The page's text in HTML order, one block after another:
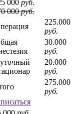
000 руб.
000руб.
225.000
руб.
30.000
руб.
20.000
руб.
275.000
руб.